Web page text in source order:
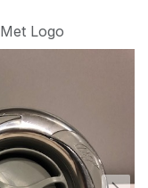
Logo